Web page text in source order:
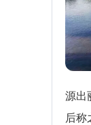
源出
后称